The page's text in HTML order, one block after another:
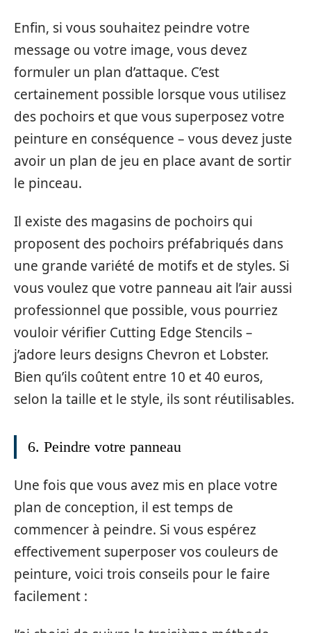
Enfin, si vous souhaitez peindre votre
message ou votre image, vous devez
formuler un plan d’attaque. C’est
certainement possible lorsque vous utilisez
des pochoirs et que vous superposez votre
peinture en conséquence – vous devez juste
avoir un plan de jeu en place avant de sortir
le pinceau.
Il existe des magasins de pochoirs qui
proposent des pochoirs préfabriqués dans
une grande variété de motifs et de styles. Si
vous voulez que votre panneau ait l’air aussi
professionnel que possible, vous pourriez
vouloir vérifier Cutting Edge Stencils –
j’adore leurs designs Chevron et Lobster.
Bien qu’ils coûtent entre 10 et 40 euros,
selon la taille et le style, ils sont réutilisables.
6. Peindre votre panneau
Une fois que vous avez mis en place votre
plan de conception, il est temps de
commencer à peindre. Si vous espérez
effectivement superposer vos couleurs de
peinture, voici trois conseils pour le faire
facilement :